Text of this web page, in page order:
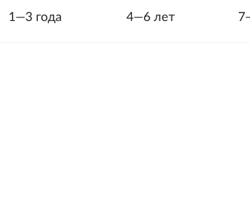
1—3 года 4—6 лет